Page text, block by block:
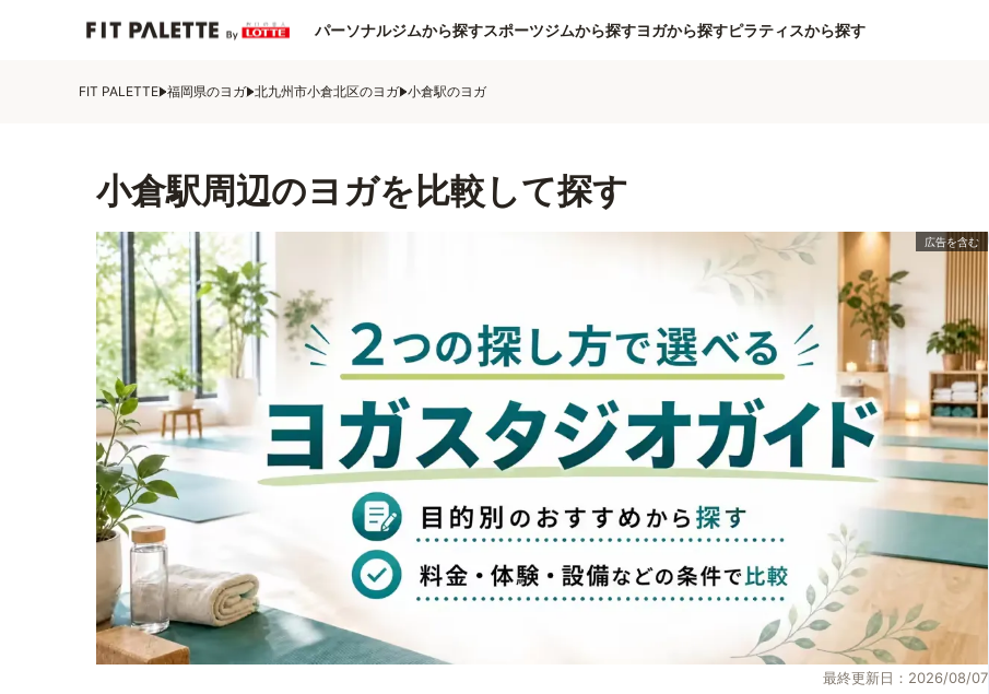
パーソナルジムから探すスポーツジムから探すヨガから探すピラティスから探す
FIT PALETTE 福岡県のヨガ 北九州市小倉北区のヨガ 小倉駅のヨガ
小倉駅周辺のヨガを比較して探す
最終更新日：2026/08/07